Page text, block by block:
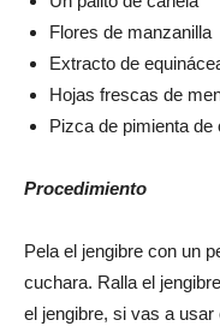
Flores de manzanilla
Extracto de
Hojas frescas de
Pizca de pimienta de
Procedimiento
Pela el jengibre con un
cuchara. Ralla el
el jengibre, si vas a